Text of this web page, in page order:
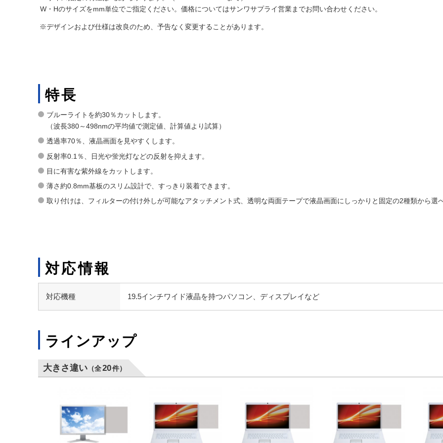
W・Hのサイズをmm単位でご指定ください。価格についてはサンワサプライ営業までお問い合わせください。
※デザインおよび仕様は改良のため、予告なく変更することがあります。
特長
ブルーライトを約30％カットします。
（波長380～498nmの平均値で測定値、計算値より試算）
透過率70％、液晶画面を見やすくします。
反射率0.1％、日光や蛍光灯などの反射を抑えます。
目に有害な紫外線をカットします。
薄さ約0.8mm基板のスリム設計で、すっきり装着できます。
取り付けは、フィルターの付け外しが可能なアタッチメント式、透明な両面テープで液晶画面にしっかりと固定の2種類から選
対応情報
対応機種 19.5インチワイド液晶を持つパソコン、ディスプレイなど
ラインアップ
大きさ違い （全20件）